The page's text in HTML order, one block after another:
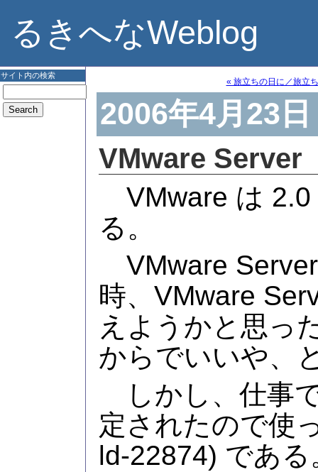
るきへなWeblog
サイト内の検索
« 旅立ちの日に／旅立
2006年4月23日
VMware Server
VMware は 2.0
る。
VMware
時、VMware
えようかと思っ
からでいいや、
しかし、仕事
定されたので使
ld-22874) である